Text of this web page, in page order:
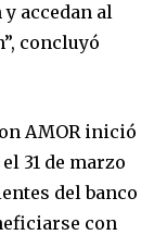
of the
information is
accedan al
concluyó
AMOR inició
31 de marzo
del banco
con